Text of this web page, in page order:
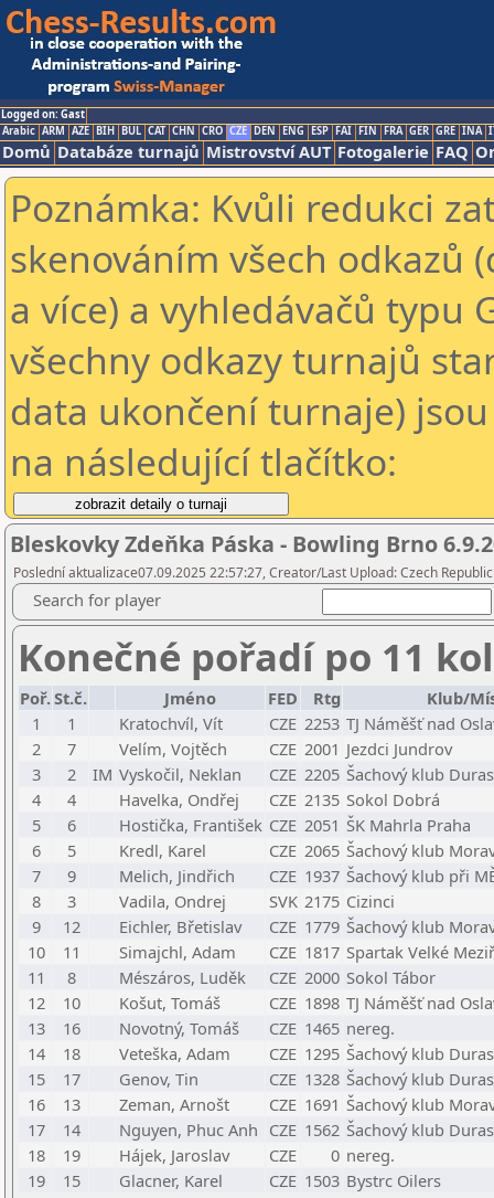
Logged on: Gast
Arabic ARM AZE BIH BUL CAT CHN CRO CZE DEN ENG ESP FAI FIN FRA GER GRE INA
Domů Databáze turnajů Mistrovství AUT Fotogalerie FAQ
Poznámka: Kvůli redukci
skenováním všech odkazů
a více) a vyhledávačů typu
všechny odkazy turnajů
data ukončení turnaje)
na následující tlačítko:
Bleskovky Zdeňka Páska - Bowling Brno
Poslední aktualizace07.09.2025 22:57:27, Creator/Last Upload: Czech
Search for player
Konečné pořadí po 11
Poř.St.č. Jméno FED Rtg
Klub/
1
1 Kratochvíl, Vít CZE 2253 TJ Náměšť nad
2
7 Velím, Vojtěch CZE 2001 Jezdci Jundrov
3
2 IM Vyskočil, Neklan CZE 2205 Šachový klub
4
4 Havelka, Ondřej CZE 2135 Sokol Dobrá
5
6 Hostička, František CZE 2051 ŠK Mahrla Praha
6
5 Kredl, Karel CZE 2065 Šachový klub
7
9 Melich, Jindřich CZE 1937 Šachový klub při
8
3 Vadila, Ondrej SVK 2175 Cizinci
9
12 Eichler, Břetislav CZE 1779 Šachový klub
10
11 Simajchl, Adam CZE 1817 Spartak Velké
11
8 Mészáros, Luděk CZE 2000 Sokol Tábor
12
10 Košut, Tomáš CZE 1898 TJ Náměšť nad
13
16 Novotný, Tomáš CZE 1465 nereg.
14
18 Veteška, Adam CZE 1295 Šachový klub
15
17 Genov, Tin CZE 1328 Šachový klub
16
13 Zeman, Arnošt CZE 1691 Šachový klub
17
14 Nguyen, Phuc Anh CZE 1562 Šachový klub
18
19 Hájek, Jaroslav CZE 0 nereg.
19
15 Glacner, Karel CZE 1503 Bystrc Oilers